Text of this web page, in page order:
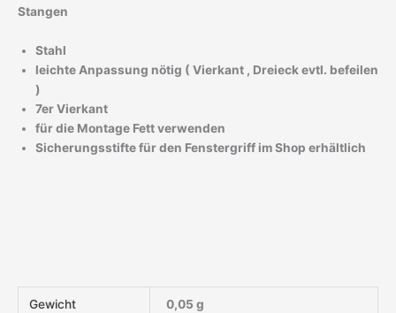
Stangen
Stahl
leichte Anpassung nötig ( Vierkant , Dreieck evtl. befeilen
)
7er Vierkant
für die Montage Fett verwenden
Sicherungsstifte für den Fenstergriff im Shop erhältlich
Gewicht 0,05 g